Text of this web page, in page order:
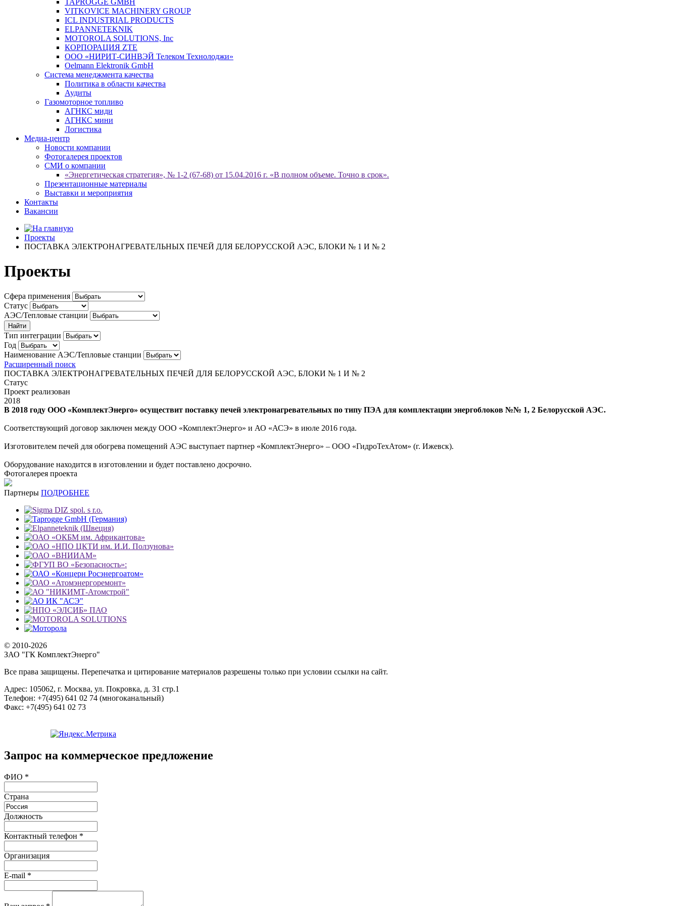
TAPROGGE GMBH
VITKOVICE MACHINERY GROUP
ICL INDUSTRIAL PRODUCTS
ELPANNETEKNIK
MOTOROLA SOLUTIONS, Inc
КОРПОРАЦИЯ ZTE
ООО «НИРИТ-СИНВЭЙ Телеком Технолоджи»
Oelmann Elektronik GmbH
Система менеджмента качества
Политика в области качества
Аудиты
Газомоторное топливо
АГНКС миди
АГНКС мини
Логистика
Медиа-центр
Новости компании
Фотогалерея проектов
СМИ о компании
«Энергетическая стратегия», № 1-2 (67-68) от 15.04.2016 г. «В полном объеме. Точно в срок».
Презентационные материалы
Выставки и мероприятия
Контакты
Вакансии
Проекты
ПОСТАВКА ЭЛЕКТРОНАГРЕВАТЕЛЬНЫХ ПЕЧЕЙ ДЛЯ БЕЛОРУССКОЙ АЭС, БЛОКИ № 1 И № 2
Проекты
Сфера применения
Статус
АЭС/Тепловые станции
Тип интеграции
Год
Наименование АЭС/Тепловые станции
Расширенный поиск
ПОСТАВКА ЭЛЕКТРОНАГРЕВАТЕЛЬНЫХ ПЕЧЕЙ ДЛЯ БЕЛОРУССКОЙ АЭС, БЛОКИ № 1 И № 2
Статус
Проект реализован
2018
В 2018 году ООО «КомплектЭнерго» осуществит поставку печей электронагревательных по типу ПЭА для комплектации энергоблоков №№ 1, 2 Белорусской АЭС.
Соответствующий договор заключен между ООО «КомплектЭнерго» и АО «АСЭ» в июле 2016 года.
Изготовителем печей для обогрева помещений АЭС выступает партнер «КомплектЭнерго» – ООО «ГидроТехАтом» (г. Ижевск).
Оборудование находится в изготовлении и будет поставлено досрочно.
Фотогалерея проекта
Партнеры ПОДРОБНЕЕ
© 2010-2026
ЗАО "ГК КомплектЭнерго"
Все права защищены. Перепечатка и цитирование материалов разрешены только при условии ссылки на сайт.
Адрес: 105062, г. Москва, ул. Покровка, д. 31 стр.1
Телефон: +7(495) 641 02 74 (многоканальный)
Факс: +7(495) 641 02 73
Запрос на коммерческое предложение
ФИО *
Страна
Должность
Контактный телефон *
Организация
E-mail *